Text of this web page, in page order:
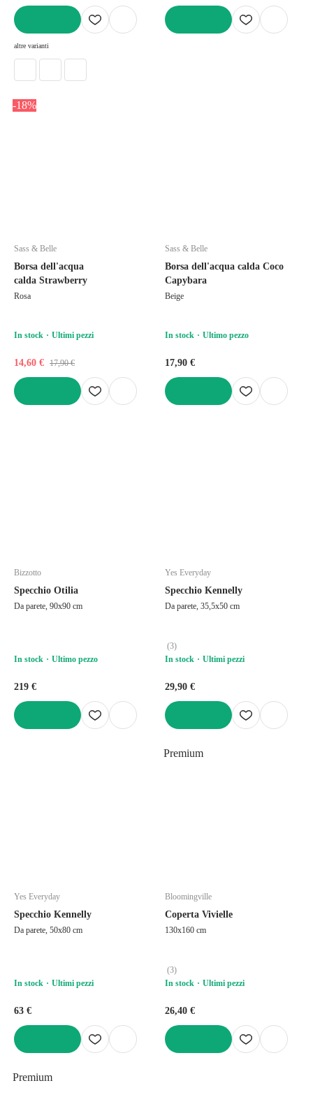
altre varianti
-18%
Sass & Belle
Borsa dell'acqua
calda Strawberry
Rosa
In stock Ultimi pezzi
14,60 € 17,90 €
Sass & Belle
Borsa dell'acqua calda Coco
Capybara
Beige
In stock Ultimo pezzo
17,90 €
Bizzotto
Specchio Otilia
Da parete, 90x90 cm
In stock Ultimo pezzo
219 €
Yes Everyday
Specchio Kennelly
Da parete, 35,5x50 cm
(3)
In stock
Ultimi pezzi
29,90 €
Yes Everyday
Specchio Kennelly
Da parete, 50x80 cm
In stock Ultimi pezzi
63 €
Premium
Bloomingville
Coperta Vivielle
130x160 cm
(3)
In stock
Ultimi pezzi
26,40 €
Premium